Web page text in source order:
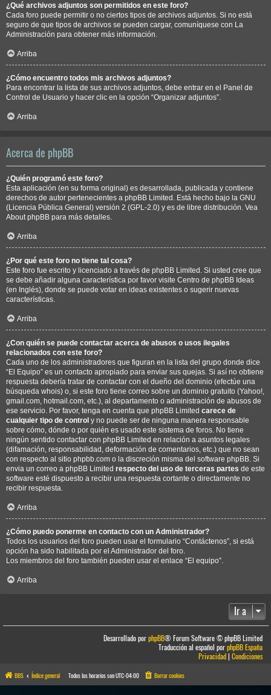
¿Qué archivos adjuntos son permitidos en este foro?
Cada foro puede permitir o no ciertos tipos de archivos adjuntos. Si no está
seguro de que tipos de archivos se pueden cargar, comuníquese con La
Administración para obtener más información.
Arriba
¿Cómo encuentro todos mis archivos adjuntos?
Para encontrar la lista de sus archivos adjuntos, debe entrar en el Panel de
Control de Usuario y hacer clic en la opción “Organizar adjuntos”.
Arriba
Acerca de phpBB
¿Quién programó este foro?
Esta aplicación (en su forma original) es desarrollada, publicada y contiene
derechos de autor pertenecientes a phpBB Limited . Está hecho bajo la GNU
(Licencia Pública General) versión 2 (GPL-2.0) y es de libre distribución. Vea
About phpBB para más detalles.
Arriba
¿Por qué este foro no tiene tal cosa?
Este foro fue escrito y licenciado a través de phpBB Limited. Si usted cree que
se debe añadir alguna característica por favor visite Centro de phpBB Ideas
(en Inglés), donde se puede votar en ideas existentes o sugerir nuevas
características.
Arriba
¿Con quién se puede contactar acerca de abusos o usos ilegales
relacionados con este foro?
Cada uno de los administradores que figuran en la lista del grupo donde dice
“El Equipo” es un contacto apropiado para enviar sus quejas. Si así no obtiene
respuesta debería tratar de contactar con el dueño del dominio (efectúe una
búsqueda whois) o, si este foro tiene correo sobre un dominio gratuito (Yahoo!,
gmail.com, hotmail.com, etc.), al departamento o administración de abusos de
ese servicio. Por favor, tenga en cuenta que phpBB Limited carece de
cualquier tipo de control y no puede ser de ninguna manera responsable
sobre cómo, dónde o por quién es usado este sistema de foros. No tiene
ningún sentido contactar con phpBB Limited en relación a asuntos legales
(difamación, responsabilidad, deformación de comentarios, etc.) que no sean
con respecto al sitio phpbb.com o la discreción misma del software phpBB. Si
envia un correo a phpBB Limited respecto del uso de terceras partes de este
software esté dispuesto a recibir una respuesta cortante o directamente no
recibir respuesta.
Arriba
¿Cómo puedo ponerme en contacto con un Administrador?
Todos los usuarios del foro pueden usar el formulario “Contáctenos”, si está
opción ha sido habilitada por el Administrador del foro.
Los miembros del foro también pueden usar el enlace “El equipo”.
Arriba
Ir a
Desarrollado porphpBB® Forum Software © phpBB Limited
Traducción al español porphpBB España
Privacidad|Condiciones
BBS Índice general Todos los horarios sonUTC-04:00 Borrar cookies